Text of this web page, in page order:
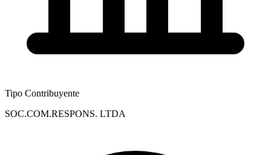
Tipo Contribuyente
SOC.COM.RESPONS. LTDA